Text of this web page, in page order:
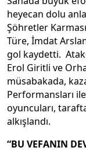
heyecan dolu
Şöhretler
Türe, İmdat
gol kaydetti.
Erol Giritli ve
müsabakada,
Performansları
oyuncuları,
alkışlandı.
“BU VEFANIN